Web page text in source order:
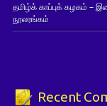
தமிழ்க் காப்புக் கழகம்
நூலரங்கம்
Recent